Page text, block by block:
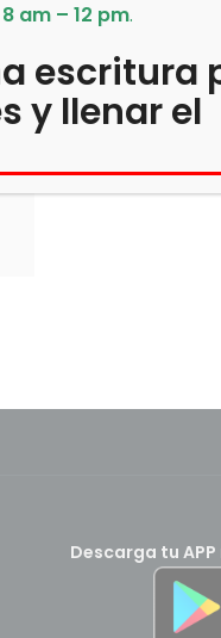
Descarga tu
8 am – 12 pm.
escritura
y llenar el